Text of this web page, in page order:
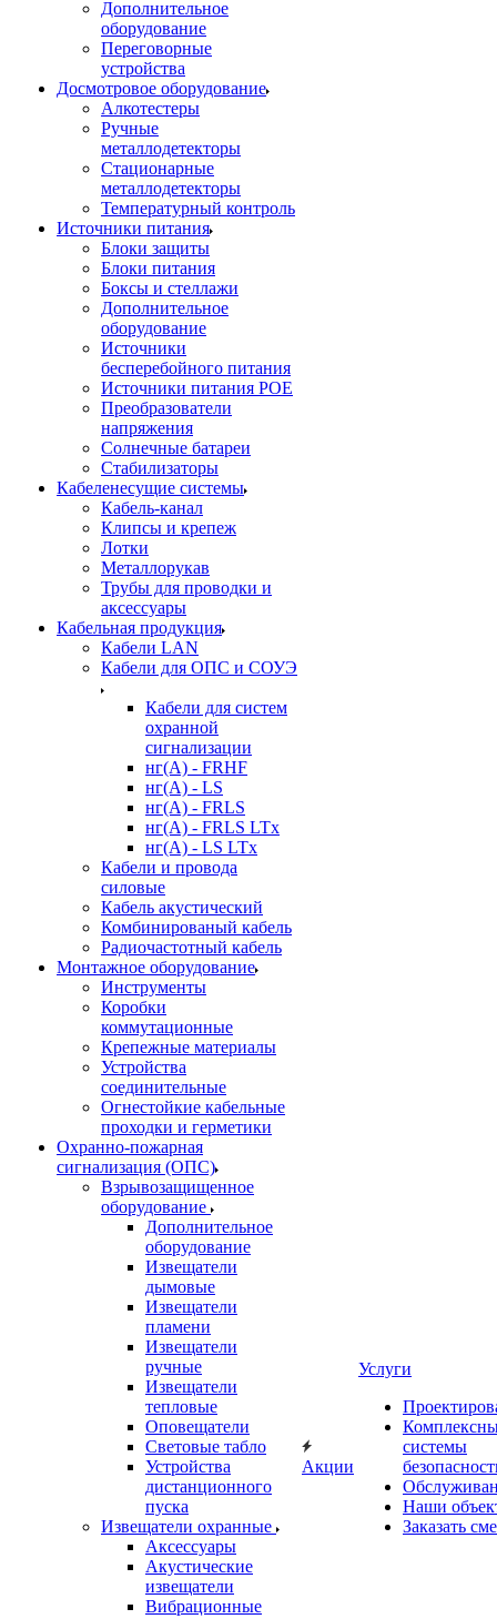
Дополнительное
оборудование
Переговорные
устройства
Досмотровое оборудование
Алкотестеры
Ручные
металлодетекторы
Стационарные
металлодетекторы
Температурный контроль
Источники питания
Блоки защиты
Блоки питания
Боксы и стеллажи
Дополнительное
оборудование
Источники
бесперебойного питания
Источники питания POE
Преобразователи
напряжения
Солнечные батареи
Стабилизаторы
Кабеленесущие системы
Кабель-канал
Клипсы и крепеж
Лотки
Металлорукав
Трубы для проводки и
аксессуары
Кабельная продукция
Кабели LAN
Кабели для ОПС и СОУЭ
Кабели для систем
охранной
сигнализации
нг(A) - FRHF
нг(A) - LS
нг(А) - FRLS
нг(А) - FRLS LTx
нг(А) - LS LTx
Кабели и провода
силовые
Кабель акустический
Комбинированый кабель
Радиочастотный кабель
Монтажное оборудование
Инструменты
Коробки
коммутационные
Крепежные материалы
Устройства
соединительные
Огнестойкие кабельные
проходки и герметики
Охранно-пожарная
сигнализация (ОПС)
Взрывозащищенное
оборудование
Дополнительное
оборудование
Извещатели
дымовые
Извещатели
пламени
Извещатели
ручные
Извещатели
тепловые
Оповещатели
Световые табло
Устройства
дистанционного
пуска
Извещатели охранные
Аксессуары
Акустические
извещатели
Вибрационные
Акции
Услуги
системы
Наши
Заказать